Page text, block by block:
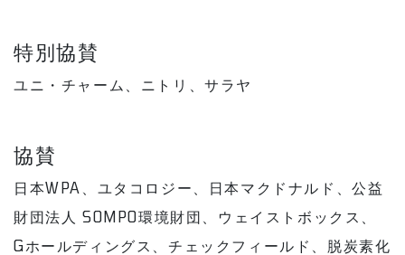
特別協賛
ユニ・チャーム、ニトリ、サラヤ
協賛
日本WPA、ユタコロジー、日本マクドナルド、公益
財団法人 SOMPO環境財団、ウェイストボックス、
Gホールディングス、チェックフィールド、脱炭素化